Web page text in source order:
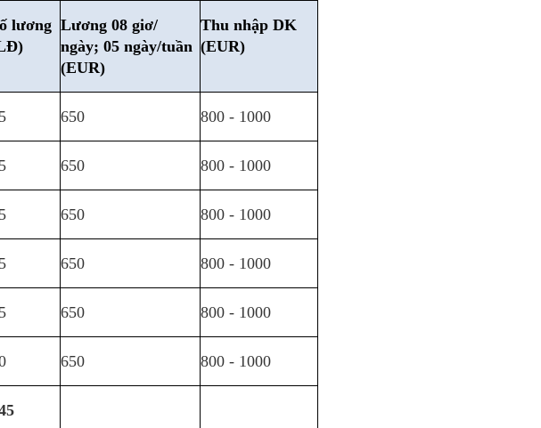
lương Lương 08 giơ/
ngày; 05 ngày/tuần
(EUR)
Thu nhập DK
(EUR)
650 800 - 1000
650 800 - 1000
650 800 - 1000
650 800 - 1000
650 800 - 1000
650 800 - 1000